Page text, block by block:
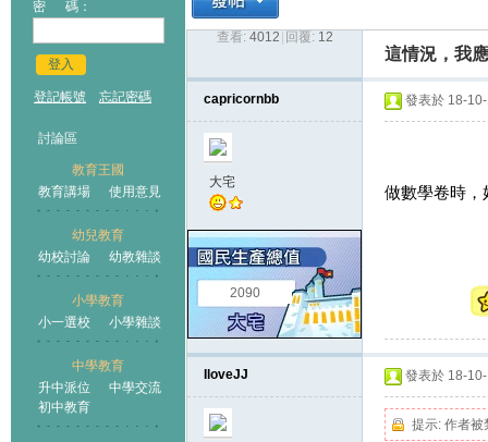
密 碼：
登入
登記帳號 忘記密碼
討論區
教育王國
教育講場
使用意見
幼兒教育
幼校討論
幼教雜談
小學教育
小一選校
小學雜談
中學教育
升中派位
中學交流
初中教育
王國
› ›
查看: 4012 回覆: 12
這情況，我
capricornbb
大宅
2090
發表於 18-
做數學卷時，
IloveJJ 發表於 18-
提示: 作者被